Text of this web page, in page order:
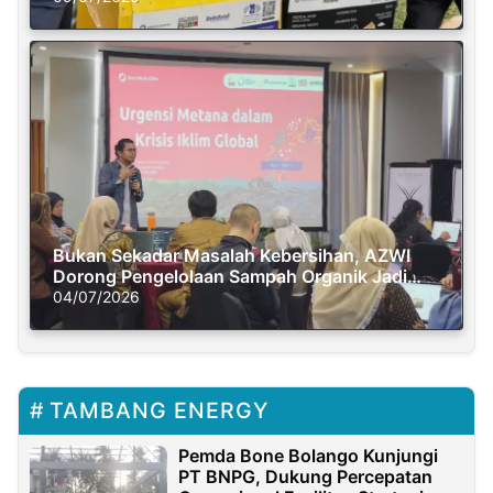
Bukan Sekadar Masalah Kebersihan, AZWI
Dorong Pengelolaan Sampah Organik Jadi
Solusi Krisis Iklim
04/07/2026
TAMBANG ENERGY
Pemda Bone Bolango Kunjungi
PT BNPG, Dukung Percepatan